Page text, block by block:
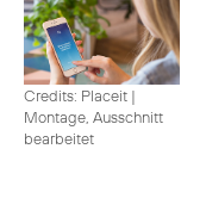
Credits: Placeit |
Montage, Ausschnitt
bearbeitet